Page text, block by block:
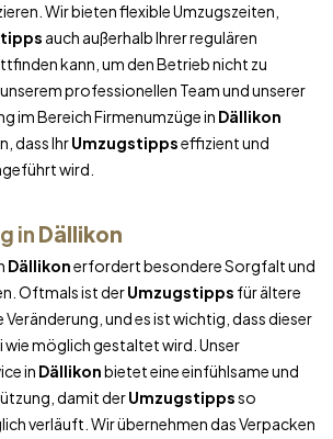
Wir bieten flexible Umzugszeiten,
auch außerhalb Ihrer regulären
kann, um den Betrieb nicht zu
professionellen Team und unserer
im Bereich Firmenumzüge in Dällikon
dass IhrUmzugstippseffizient und
wird.
in Dällikon
Dällikonerfordert besondere Sorgfalt und
Oftmals ist derUmzugstipps für ältere
Veränderung, und es ist wichtig, dass dieser
möglich gestaltet wird. Unser
in Dällikonbietet eine einfühlsame und
damit derUmzugstippsso
verläuft. Wir übernehmen das Verpacken